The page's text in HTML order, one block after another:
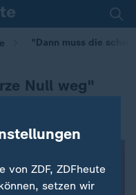
"Dann muss die
Null weg"
von ZDF, ZDFheute
setzen wir